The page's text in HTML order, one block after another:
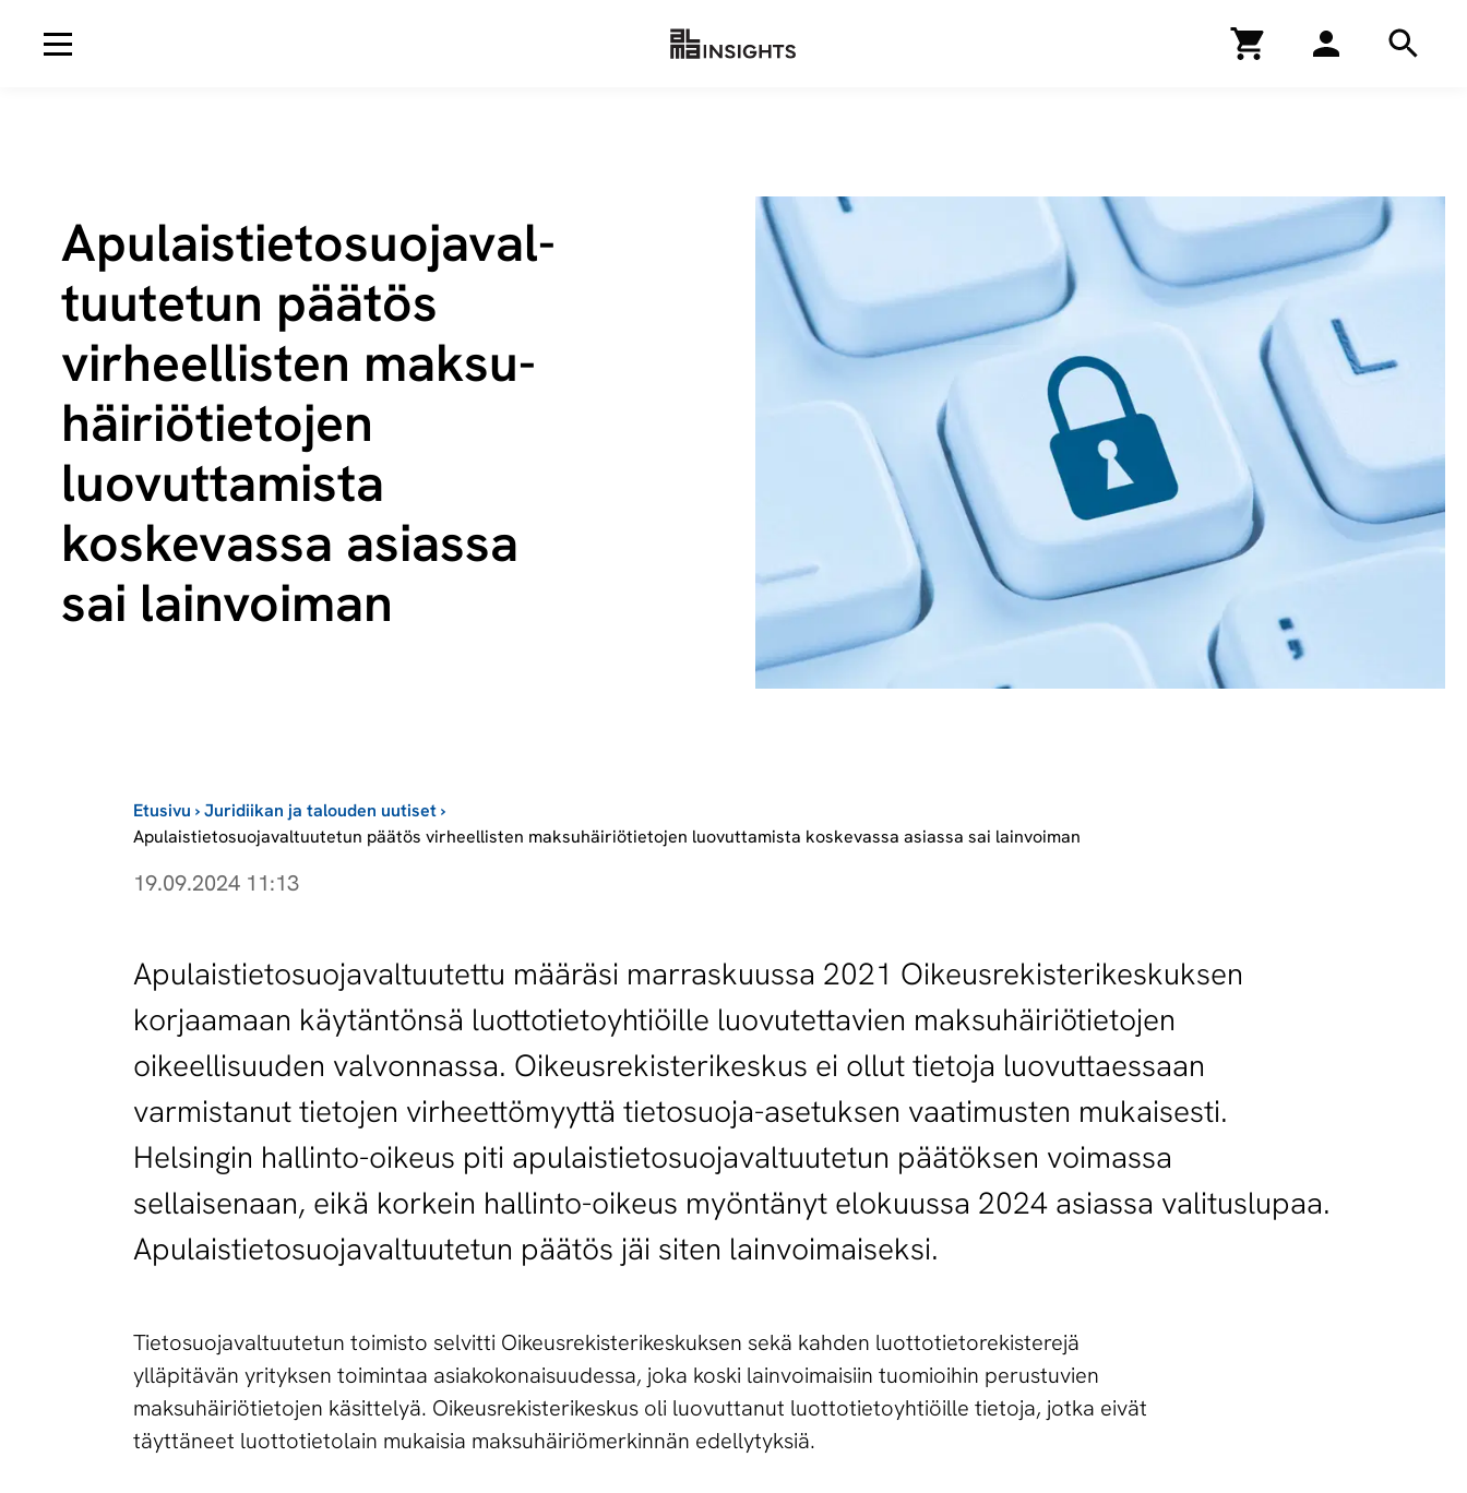
Apu­lais­tie­to­suo­ja­val­
tuu­te­tun päätös
virheellisten mak­su­
häi­riö­tie­to­jen
luovuttamista
koskevassa asiassa
sai lainvoiman
Etusivu ›Juridiikan ja talouden uutiset›
Apulaistietosuojavaltuutetun päätös virheellisten maksuhäiriötietojen luovuttamista koskevassa asiassa sai lainvoiman
19.09.2024 11:13
Apulaistietosuojavaltuutettu määräsi marraskuussa 2021 Oikeusrekisterikeskuksen
korjaamaan käytäntönsä luottotietoyhtiöille luovutettavien maksuhäiriötietojen
oikeellisuuden valvonnassa. Oikeusrekisterikeskus ei ollut tietoja luovuttaessaan
varmistanut tietojen virheettömyyttä tietosuoja-asetuksen vaatimusten mukaisesti.
Helsingin hallinto-oikeus piti apulaistietosuojavaltuutetun päätöksen voimassa
sellaisenaan, eikä korkein hallinto-oikeus myöntänyt elokuussa 2024 asiassa valituslupaa.
Apulaistietosuojavaltuutetun päätös jäi siten lainvoimaiseksi.
Tietosuojavaltuutetun toimisto selvitti Oikeusrekisterikeskuksen sekä kahden luottotietorekisterejä
ylläpitävän yrityksen toimintaa asiakokonaisuudessa, joka koski lainvoimaisiin tuomioihin perustuvien
maksuhäiriötietojen käsittelyä. Oikeusrekisterikeskus oli luovuttanut luottotietoyhtiöille tietoja, jotka eivät
täyttäneet luottotietolain mukaisia maksuhäiriömerkinnän edellytyksiä.